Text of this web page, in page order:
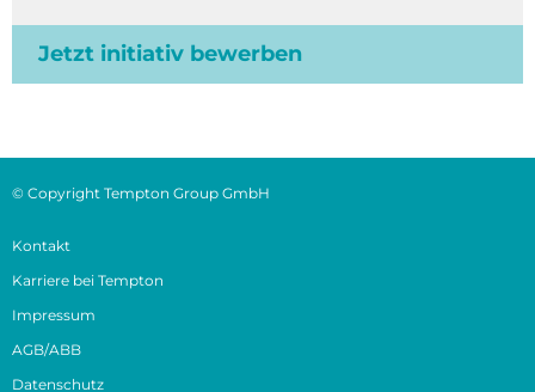
Jetzt initiativ bewerben
© Copyright Tempton Group GmbH
Kontakt
Karriere bei Tempton
Impressum
AGB/ABB
Datenschutz